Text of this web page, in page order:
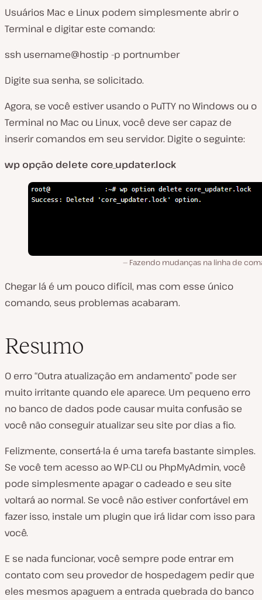
Usuários Mac e Linux podem simplesmente abrir o
Terminal e digitar este comando:
ssh username@hostip -p portnumber
Digite sua senha, se solicitado.
Agora, se você estiver usando o PuTTY no Windows ou o
Terminal no Mac ou Linux, você deve ser capaz de
inserir comandos em seu servidor. Digite o seguinte:
wp opção delete core_updater.lock
Fazendo mudanças na linha de
Chegar lá é um pouco difícil, mas com esse único
comando, seus problemas acabaram.
Resumo
O erro “Outra atualização em andamento” pode ser
muito irritante quando ele aparece. Um pequeno erro
no banco de dados pode causar muita confusão se
você não conseguir atualizar seu site por dias a fio.
Felizmente, consertá-la é uma tarefa bastante simples.
Se você tem acesso ao WP-CLI ou PhpMyAdmin, você
pode simplesmente apagar o cadeado e seu site
voltará ao normal. Se você não estiver confortável em
fazer isso, instale um plugin que irá lidar com isso para
você.
E se nada funcionar, você sempre pode entrar em
contato com seu provedor de hospedagem pedir que
eles mesmos apaguem a entrada quebrada do banco